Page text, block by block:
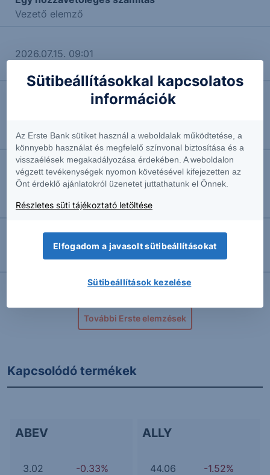
Vezető elemző
2026.07.15. 09:01
2026.07.14. 09:54
Részvényelemző
2026.07.09. 10:14
Trump a porcelánboltban
Részvényelemző
2026.07.08. 10:08
Abszolút többség határán az UniCredit
További Erste elemzések
Kapcsolódó termékek
ABEV
3.02 -0.33%
ALLY
44.06 -1.52%
Sütibeállításokkal kapcsolatos
információk
Az Erste Bank sütiket használ a weboldalak működtetése, a
könnyebb használat és megfelelő színvonal biztosítása és a
visszaélések megakadályozása érdekében. A weboldalon
végzett tevékenységek nyomon követésével kifejezetten az
Önt érdeklő ajánlatokról üzenetet juttathatunk el Önnek.
Részletes süti tájékoztató letöltése
Elfogadom a javasolt sütibeállításokat
Sütibeállítások kezelése